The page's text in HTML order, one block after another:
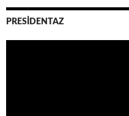
PRESİDENTAZ